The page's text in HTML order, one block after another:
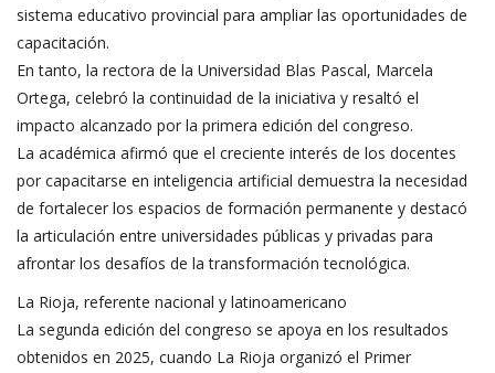
sistema educativo provincial para ampliar las oportunidades de
capacitación.
En tanto, la rectora de la Universidad Blas Pascal, Marcela
Ortega, celebró la continuidad de la iniciativa y resaltó el
impacto alcanzado por la primera edición del congreso.
La académica afirmó que el creciente interés de los docentes
por capacitarse en inteligencia artificial demuestra la necesidad
de fortalecer los espacios de formación permanente y destacó
la articulación entre universidades públicas y privadas para
afrontar los desafíos de la transformación tecnológica.
La Rioja, referente nacional y latinoamericano
La segunda edición del congreso se apoya en los resultados
obtenidos en 2025, cuando La Rioja organizó el Primer